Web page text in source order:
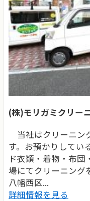
(株)モリガミクリー
当社はクリーニン
す。お預かりしてい
ド衣類・着物・布団
場にてクリーニング
八幡西区...
詳細情報を見る